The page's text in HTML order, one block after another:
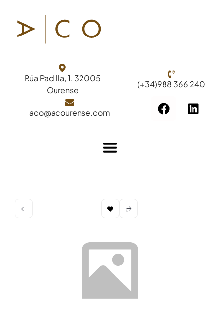
Rúa Padilla, 1, 32005
Ourense
(+34)988 366 240
aco@acourense.com